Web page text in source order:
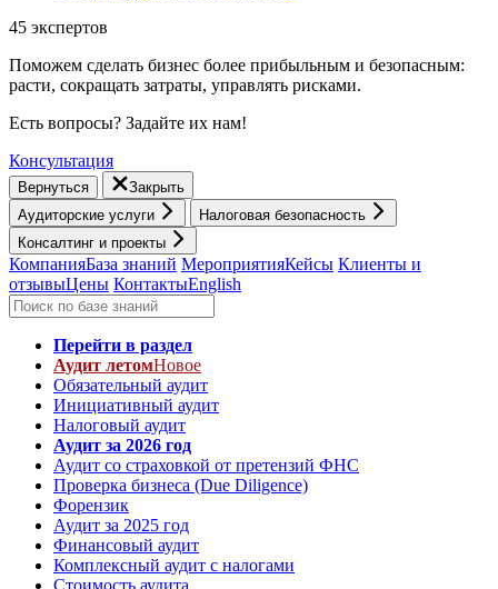
45 экспертов
Поможем сделать бизнес более прибыльным и безопасным:
расти, cокращать затраты, управлять рисками.
Есть вопросы? Задайте их нам!
Консультация
Вернуться
Закрыть
Аудиторские услуги
Налоговая безопасность
Консалтинг и проекты
КомпанияБаза знаний МероприятияКейсы Клиенты и
отзывыЦены КонтактыEnglish
Перейти в раздел
Аудит летомНовое
Обязательный аудит
Инициативный аудит
Налоговый аудит
Аудит за 2026 год
Аудит со страховкой от претензий ФНС
Проверка бизнеса (Due Diligence)
Форензик
Аудит за 2025 год
Финансовый аудит
Комплексный аудит с налогами
Стоимость аудита